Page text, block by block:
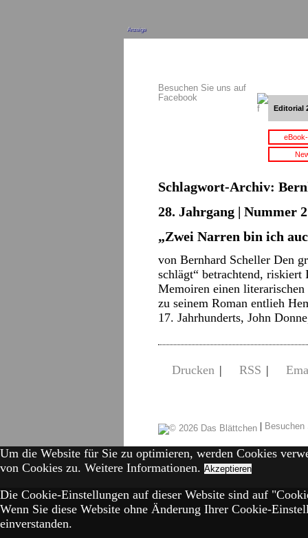
Anzeige
Besuchen Sie uns auf
Facebook
Editorial
Schlagwort-Archiv:
28. Jahrgang | Nummer
„Zwei Narren bin ich
von Bernhard Scheller Den
schlägt“ betrachtend,
Memoiren einen
zu seinem Roman entlieh
17. Jahrhunderts, John
Drucken | RSS |
|
Um die Website für Sie zu optimieren, werden Cookies
von Cookies zu. Weitere Informationen. Akzeptieren
Die Cookie-Einstellungen auf dieser Website sind auf
Wenn Sie diese Website ohne Änderung Ihrer Cookie-
einverstanden.